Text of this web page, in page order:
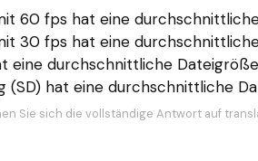
60 fps hat eine
30 fps hat eine
eine durchschnittliche
(SD) hat eine durchschnittliche
Sie sich die vollständige Antwort auf